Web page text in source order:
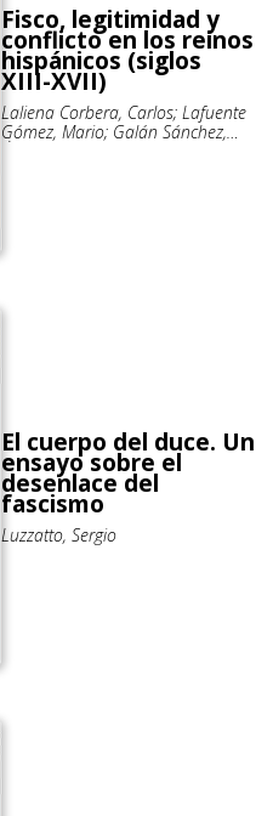
Fisco, legitimidad y
conflicto en los reinos
hispánicos (siglos
XIII-XVII)
Laliena Corbera, Carlos; Lafuente
Gómez, Mario; Galán Sánchez,
El cuerpo del duce. Un
ensayo sobre el
desenlace del
fascismo
Luzzatto, Sergio